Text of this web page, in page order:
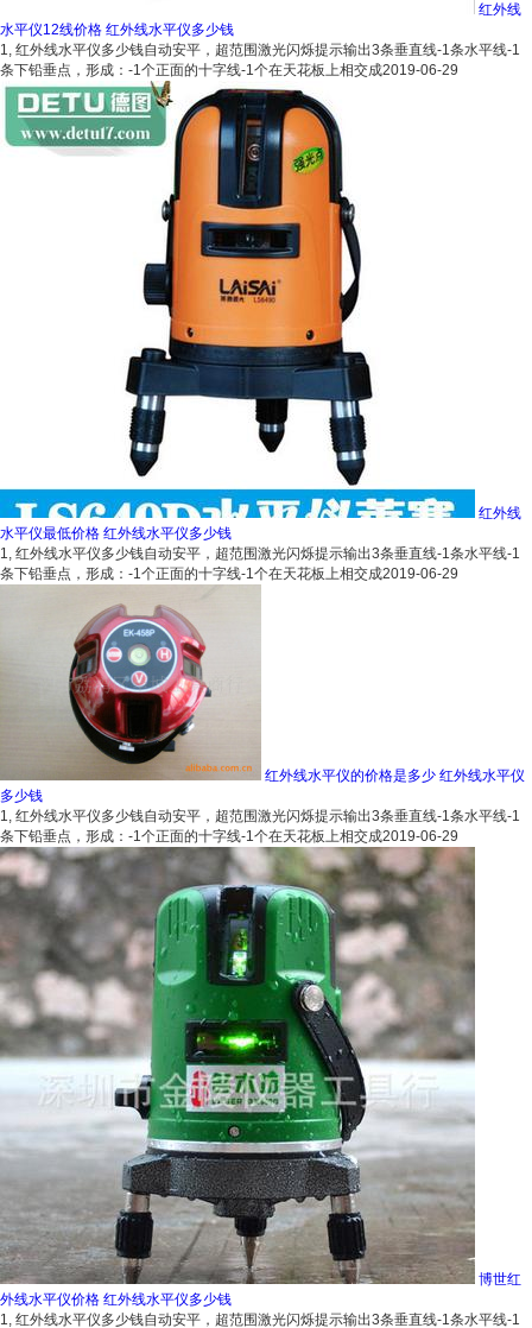
红外线
水平仪12线价格 红外线水平仪多少钱
1, 红外线水平仪多少钱自动安平，超范围激光闪烁提示输出3条垂直线-1条水平线-1
条下铅垂点，形成：-1个正面的十字线-1个在天花板上相交成2019-06-29
红外线
水平仪最低价格 红外线水平仪多少钱
1, 红外线水平仪多少钱自动安平，超范围激光闪烁提示输出3条垂直线-1条水平线-1
条下铅垂点，形成：-1个正面的十字线-1个在天花板上相交成2019-06-29
红外线水平仪的价格是多少 红外线水平仪
多少钱
1, 红外线水平仪多少钱自动安平，超范围激光闪烁提示输出3条垂直线-1条水平线-1
条下铅垂点，形成：-1个正面的十字线-1个在天花板上相交成2019-06-29
博世红
外线水平仪价格 红外线水平仪多少钱
1, 红外线水平仪多少钱自动安平，超范围激光闪烁提示输出3条垂直线-1条水平线-1